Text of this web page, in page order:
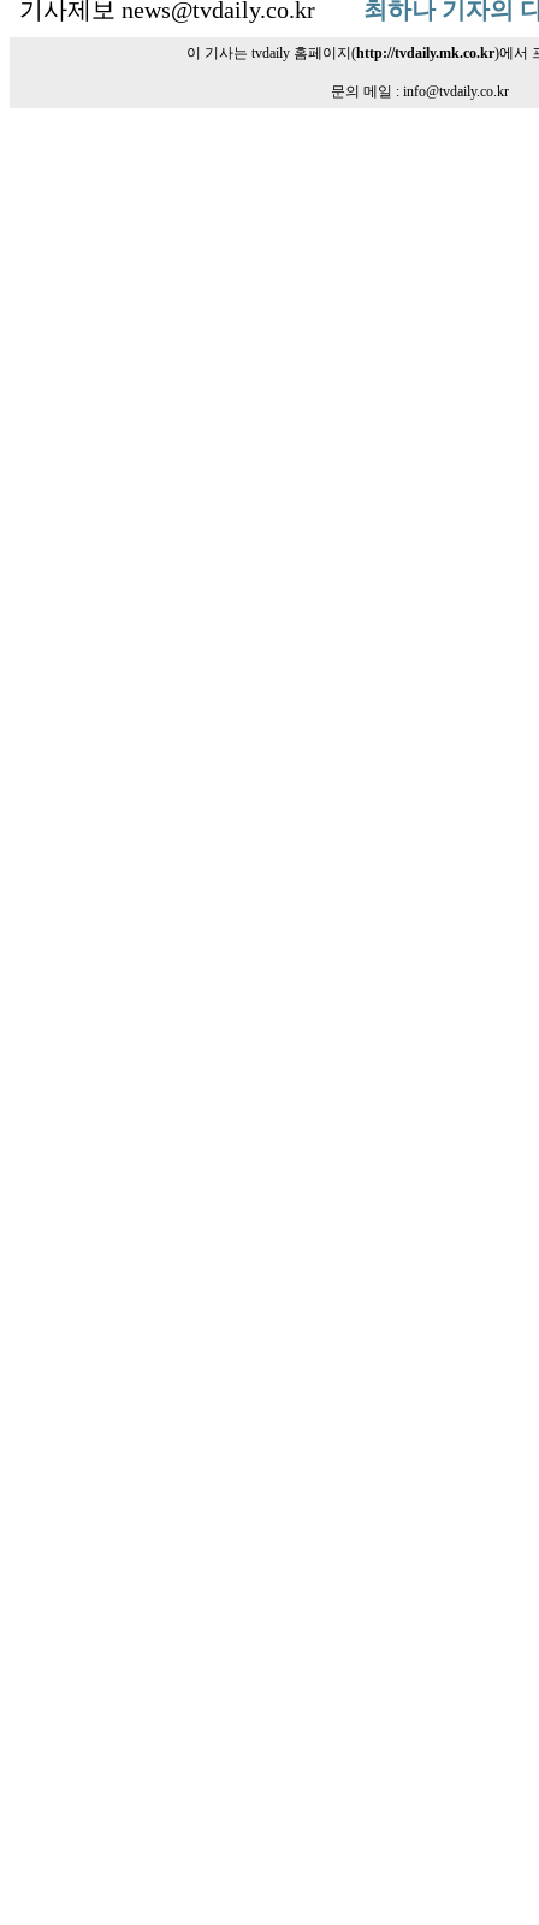
기사제보 news@tvdaily.co.kr 최하나 기자의
이 기사는 tvdaily 홈페이지(http://tvdaily.mk.co.kr)에서
문의 메일 : info@tvdaily.co.kr